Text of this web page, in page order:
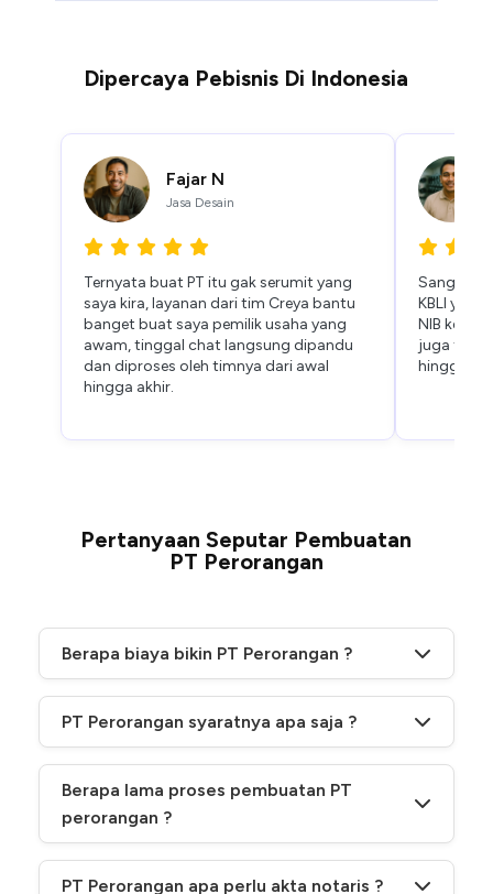
Dipercaya Pebisnis Di Indonesia
Fajar N
Jasa Desain
Ternyata buat PT itu gak serumit yang
saya kira, layanan dari tim Creya bantu
banget buat saya pemilik usaha yang
awam, tinggal chat langsung dipandu
dan diproses oleh timnya dari awal
hingga akhir.
Sangat
KBLI
NIB
juga fast
hingga
Pertanyaan Seputar Pembuatan
PT Perorangan
Berapa biaya bikin PT Perorangan ?
dipungut biaya. Jika pakai jasa, ada biaya layanan
PT Perorangan syaratnya apa saja ?
Berapa lama proses pembuatan PT
perorangan ?
PT Perorangan apa perlu akta notaris ?